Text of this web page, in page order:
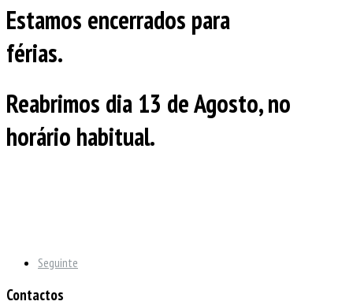
Estamos encerrados para
férias.
Reabrimos dia 13 de Agosto, no
horário habitual.
Seguinte
Contactos